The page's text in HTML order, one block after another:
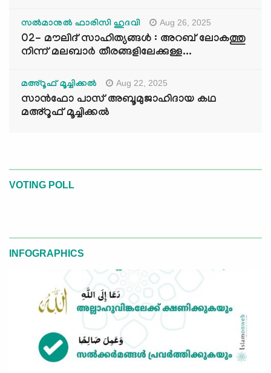
സൽമാനുൽ ഫാരിസി ഹുദവി Aug 26, 2025
02- മൗലിദ് സാഹിത്യങ്ങൾ : അറബ് ലോകത്തു
നിന്ന് മലബാർ തീരങ്ങളിലേക്കുള്ള...
മഅ്റൂഫ് മൂച്ചിക്കല്‍ Aug 22, 2025
സാൻഫോ പാസ് അബൂമുജാഹിദായ കഥ
മഅ്റൂഫ് മൂച്ചിക്കല്‍
VOTING POLL
INFOGRAPHICS